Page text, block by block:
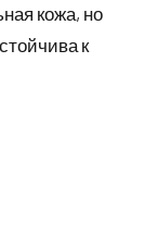
кожа, но
к